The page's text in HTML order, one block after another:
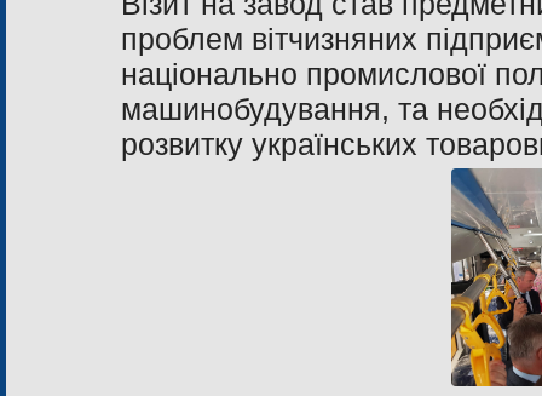
проблем вітчизняних
національно промислової
машинобудування, та
розвитку українських